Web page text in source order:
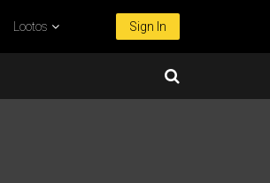
Lootos Sign In